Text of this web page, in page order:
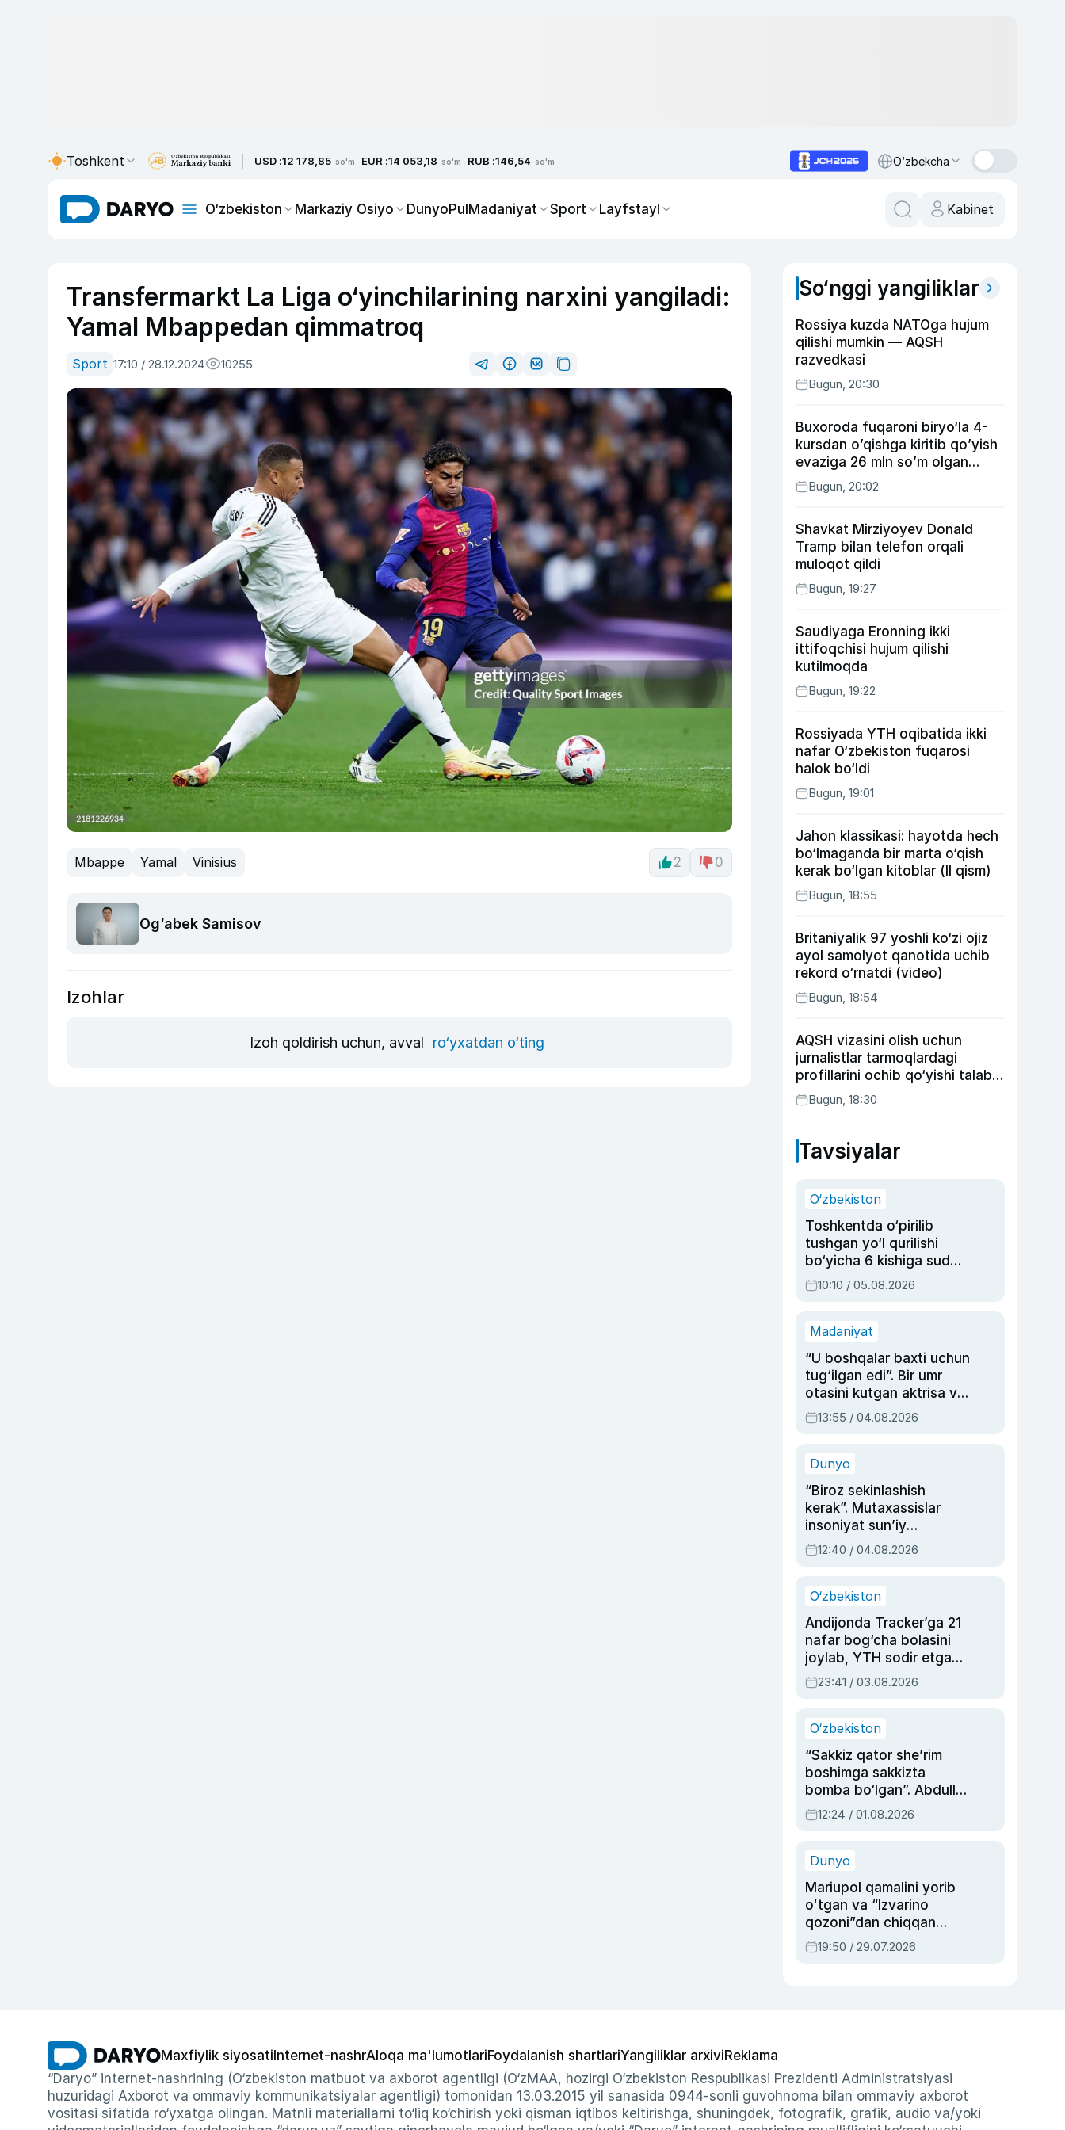
Toshkent USD :12 178,85 so'm EUR :14 053,18 so'm RUB :146,54 so'm O‘zbekcha
O‘zbekiston Markaziy Osiyo DunyoPulMadaniyat Sport Layfstayl Kabinet
Transfermarkt La Liga o‘yinchilarining narxini yangiladi:
Yamal Mbappedan qimmatroq
Sport 17:10 / 28.12.2024 10255
Mbappe Yamal Vinisius 2 0
Og‘abek Samisov
Izohlar
Izoh qoldirish uchun, avval ro‘yxatdan o‘ting
So‘nggi yangiliklar
Rossiya kuzda NATOga hujum
qilishi mumkin — AQSH
razvedkasi
Bugun, 20:30
Buxoroda fuqaroni biryo‘la 4-
kursdan o’qishga kiritib qo’yish
evaziga 26 mln so’m olgan
shaxs ushlandi
Bugun, 20:02
Shavkat Mirziyoyev Donald
Tramp bilan telefon orqali
muloqot qildi
Bugun, 19:27
Saudiyaga Eronning ikki
ittifoqchisi hujum qilishi
kutilmoqda
Bugun, 19:22
Rossiyada YTH oqibatida ikki
nafar O‘zbekiston fuqarosi
halok bo‘ldi
Bugun, 19:01
Jahon klassikasi: hayotda hech
bo‘lmaganda bir marta o‘qish
kerak bo‘lgan kitoblar (II qism)
Bugun, 18:55
Britaniyalik 97 yoshli ko‘zi ojiz
ayol samolyot qanotida uchib
rekord o‘rnatdi (video)
Bugun, 18:54
AQSH vizasini olish uchun
jurnalistlar tarmoqlardagi
profillarini ochib qo‘yishi talab
etilishi mumkin
Bugun, 18:30
Tavsiyalar
O‘zbekiston
Toshkentda o‘pirilib
tushgan yo‘l qurilishi
bo‘yicha 6 kishiga sud
hukmi o‘qildi
10:10 / 05.08.2026
Madaniyat
“U boshqalar baxti uchun
tug‘ilgan edi”. Bir umr
otasini kutgan aktrisa va
dublyaj ustasi Rimma
Ahmedovaning
13:55 / 04.08.2026
Dunyo
“Biroz sekinlashish
kerak”. Mutaxassislar
insoniyat sun’iy
intellektni boshqara
olmay qolishidan xavotir
12:40 / 04.08.2026
O‘zbekiston
Andijonda Tracker’ga 21
nafar bog‘cha bolasini
joylab, YTH sodir etgan
ayolga sud hukmi o‘qildi
23:41 / 03.08.2026
O‘zbekiston
“Sakkiz qator she’rim
boshimga sakkizta
bomba bo‘lgan”. Abdulla
Oripovni siyosiy
ayblovlardan asrab
12:24 / 01.08.2026
Dunyo
Mariupol qamalini yorib
oʻtgan va “Izvarino
qozoni”dan chiqqan
qahramon — Ukraina
armiyasi bosh
19:50 / 29.07.2026
Maxfiylik siyosati Internet-nashrAloqa ma'lumotlariFoydalanish shartlariYangiliklar arxiviReklama
“Daryo” internet-nashrining (O‘zbekiston matbuot va axborot agentligi (O‘zMAA, hozirgi O‘zbekiston Respublikasi Prezidenti Administratsiyasi
huzuridagi Axborot va ommaviy kommunikatsiyalar agentligi) tomonidan 13.03.2015 yil sanasida 0944-sonli guvohnoma bilan ommaviy axborot
vositasi sifatida ro‘yxatga olingan. Matnli materiallarni to‘liq ko‘chirish yoki qisman iqtibos keltirishga, shuningdek, fotografik, grafik, audio va/yoki